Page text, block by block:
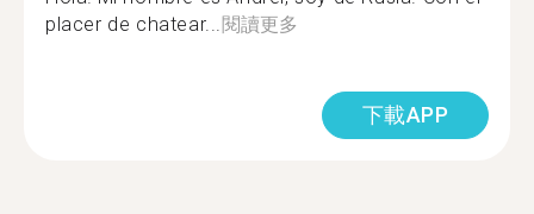
placer de chatear... 閱讀更多
下載APP